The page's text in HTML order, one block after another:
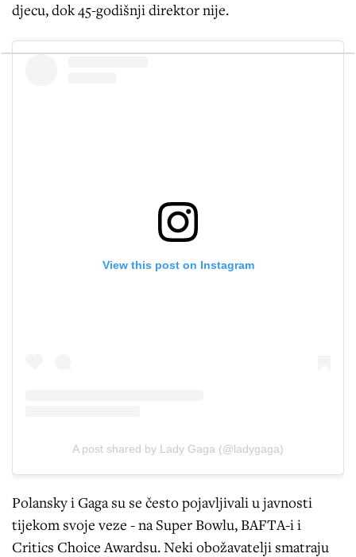
djecu, dok 45-godišnji direktor nije.
View this post on Instagram
A post shared by Lady Gaga (@ladygaga)
Polansky i Gaga su se često pojavljivali u javnosti
tijekom svoje veze - na Super Bowlu, BAFTA-i i
Critics Choice Awardsu. Neki obožavatelji smatraju